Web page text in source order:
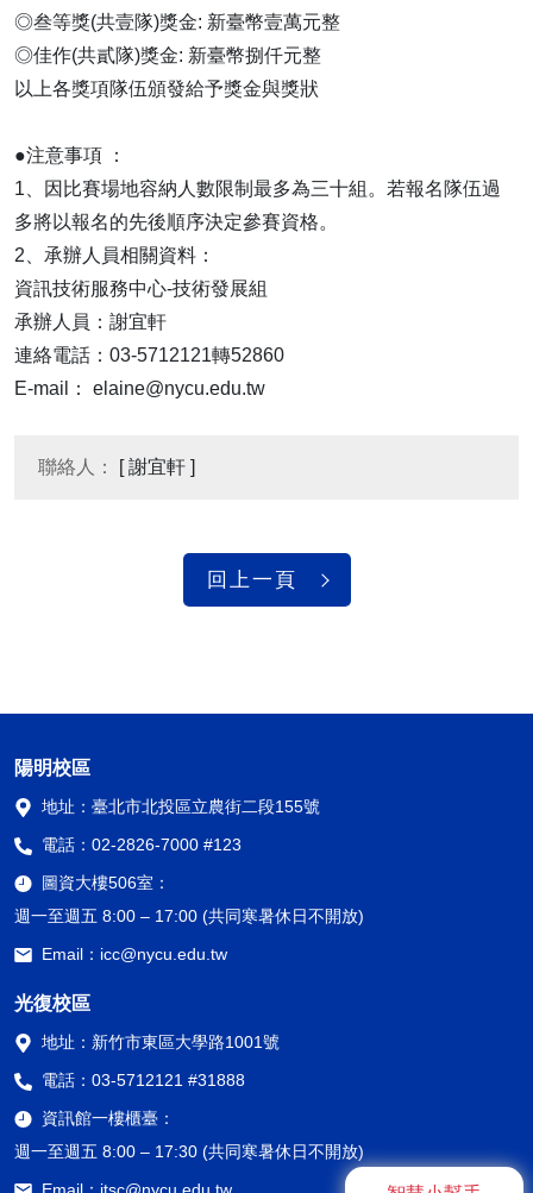
◎叁等獎(共壹隊)獎金: 新臺幣壹萬元整
◎佳作(共貳隊)獎金: 新臺幣捌仟元整
以上各獎項隊伍頒發給予獎金與獎狀
●注意事項 ：
1、因比賽場地容納人數限制最多為三十組。若報名隊伍過
多將以報名的先後順序決定參賽資格。
2、承辦人員相關資料：
資訊技術服務中心-技術發展組
承辦人員：謝宜軒
連絡電話：03-5712121轉52860
E-mail： elaine@nycu.edu.tw
聯絡人： [ 謝宜軒 ]
回上一頁
陽明校區
地址： 臺北市北投區立農街二段155號
電話： 02-2826-7000 #123
圖資大樓506室：
週一至週五 8:00 – 17:00 (共同寒暑休日不開放)
Email： icc@nycu.edu.tw
光復校區
地址： 新竹市東區大學路1001號
電話： 03-5712121 #31888
資訊館一樓櫃臺：
週一至週五 8:00 – 17:30 (共同寒暑休日不開放)